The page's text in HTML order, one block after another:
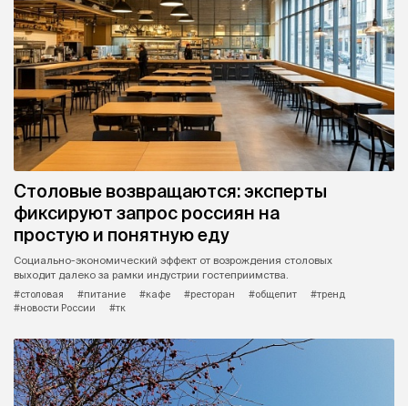
Столовые возвращаются: эксперты
фиксируют запрос россиян на
простую и понятную еду
Социально-экономический эффект от возрождения столовых
выходит далеко за рамки индустрии гостеприимства.
#столовая
#питание #кафе #ресторан #общепит
#тренд
#новости России
#тк